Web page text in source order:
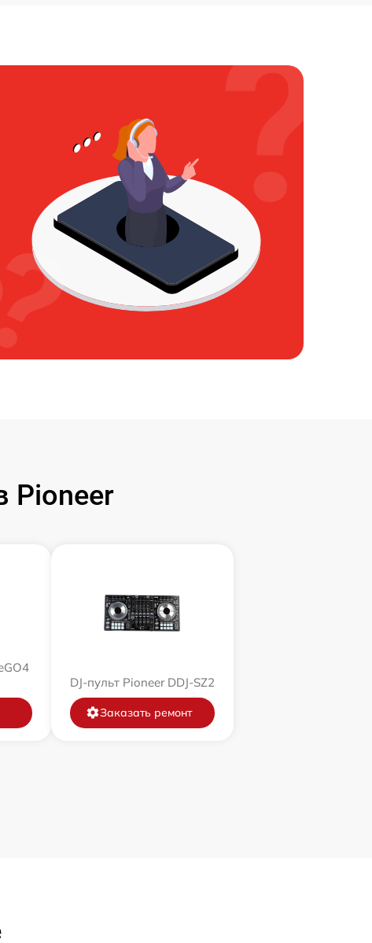
Pioneer
DJ-пульт Pioneer DDJ-SZ2
Заказать ремонт